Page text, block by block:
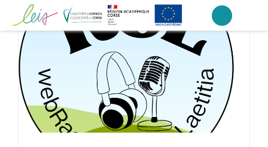
contenu
(Pressez
Entrée)
Collège Laetitia Bonaparte – Ajaccio